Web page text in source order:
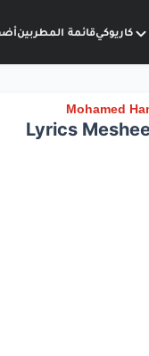
كاريوكيقائمة المطربين